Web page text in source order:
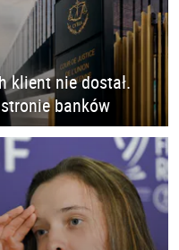
klient nie dostał.
banków